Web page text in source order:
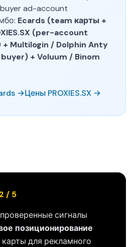
ad-account
Ecards (team карты +
(per-account
+ Multilogin / Dolphin Anty
buyer) + Voluum / Binom
→Цены PROXIES.SX →
/ 5
сигналы
позиционирование
для рекламного